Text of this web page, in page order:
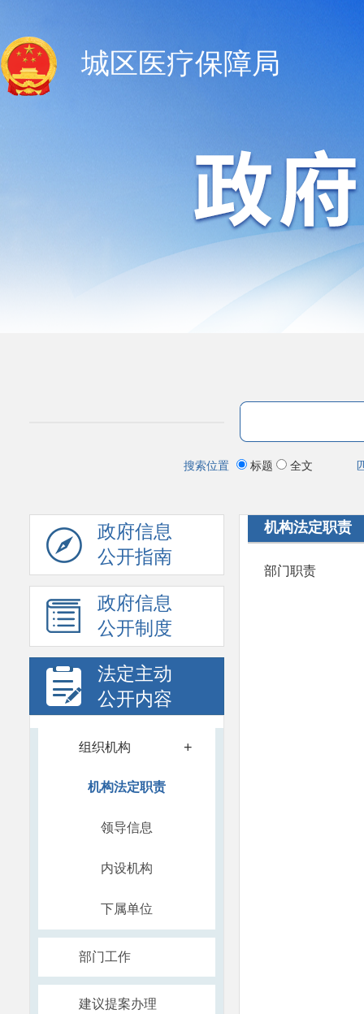
城区医疗保障局
搜索位置 标题 全文
政府信息
公开指南
政府信息
公开制度
法定主动
公开内容
组织机构 +
机构法定职责
领导信息
内设机构
下属单位
部门工作
建议提案办理
机构法定职责
部门职责